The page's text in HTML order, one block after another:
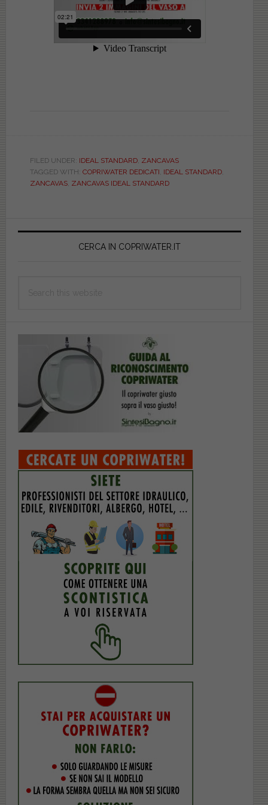
FILED UNDER: IDEAL STANDARD, ZANCAVAS
TAGGED WITH: COPRIWATER DEDICATI, IDEAL STANDARD,
ZANCAVAS, ZANCAVAS IDEAL STANDARD
Primary
CERCA IN COPRIWATER.IT